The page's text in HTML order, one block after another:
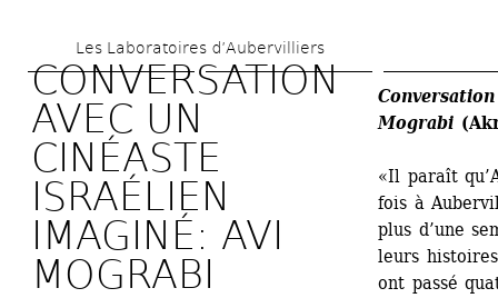
to
main
content
Les Laboratoires d’Aubervilliers
CONVERSATION
AVEC UN
CINÉASTE
ISRAÉLIEN
IMAGINÉ: AVI
MOGRABI
Mograbi
«Il paraît
fois à
plus d’une
leurs
ont passé